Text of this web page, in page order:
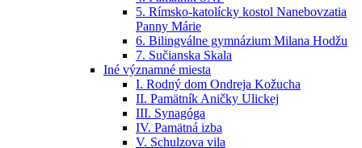
5. Rímsko-katolícky kostol Nanebovzatia
Panny Márie
6. Bilingválne gymnázium Milana Hodžu
7. Sučianska Skala
Iné významné miesta
I. Rodný dom Ondreja Kožucha
II. Pamätník Aničky Ulickej
III. Synagóga
IV. Pamätná izba
V. Schulzova vila